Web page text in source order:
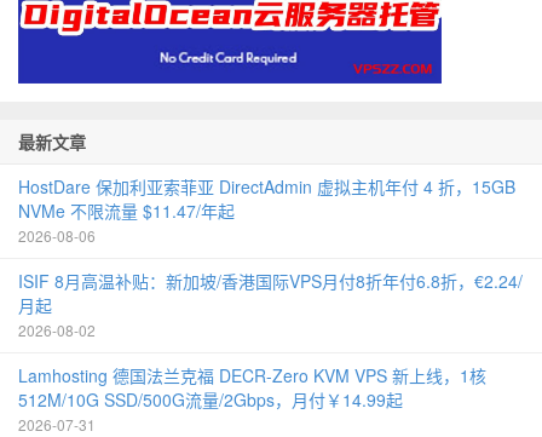
最新文章
HostDare 保加利亚索菲亚 DirectAdmin 虚拟主机年付 4 折，15GB
NVMe 不限流量 $11.47/年起
2026-08-06
ISIF 8月高温补贴：新加坡/香港国际VPS月付8折年付6.8折，€2.24/
月起
2026-08-02
Lamhosting 德国法兰克福 DECR-Zero KVM VPS 新上线，1核
512M/10G SSD/500G流量/2Gbps，月付￥14.99起
2026-07-31